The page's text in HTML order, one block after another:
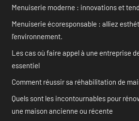
Menuiserie moderne : innovations et
Menuiserie écoresponsable : alliez
l’environnement.
Les cas où faire appel à une entreprise
essentiel
Comment réussir sa réhabilitation de
Quels sont les incontournables pour
une maison ancienne ou récente